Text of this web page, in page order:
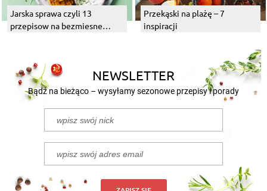
Jarska sprawa czyli 13
przepisow na bezmiesne
Przekąski na plażę – 7
inspiracji
NEWSLETTER
Bądź na bieżąco – wysyłamy sezonowe przepisy i porady